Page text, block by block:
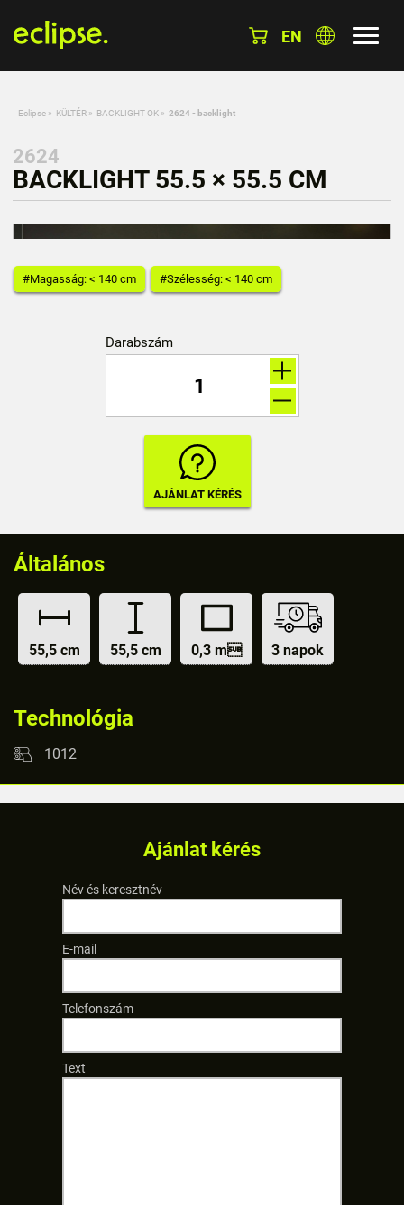
EN
Eclipse » KÜLTÉR » BACKLIGHT-OK » 2624 - backlight
2624
BACKLIGHT 55.5 × 55.5 CM
#Magasság: < 140 cm #Szélesség: < 140 cm
Darabszám
Általános
55,5 cm 55,5 cm 0,3 m 3 napok
Technológia
1012
Ajánlat kérés
Név és keresztnév
E-mail
Telefonszám
Text